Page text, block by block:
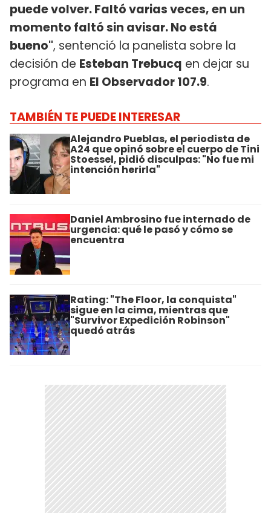
puede volver. Faltó varias veces, en un
momento faltó sin avisar. No está
bueno", sentenció la panelista sobre la
decisión de Esteban Trebucq en dejar su
programa en El Observador 107.9.
TAMBIÉN TE PUEDE INTERESAR
Alejandro Pueblas, el periodista de
A24 que opinó sobre el cuerpo de Tini
Stoessel, pidió disculpas: "No fue mi
intención herirla"
Daniel Ambrosino fue internado de
urgencia: qué le pasó y cómo se
encuentra
Rating: "The Floor, la conquista"
sigue en la cima, mientras que
"Survivor Expedición Robinson"
quedó atrás